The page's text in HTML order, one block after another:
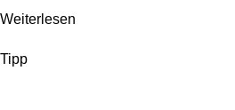
Weiterlesen
Tipp